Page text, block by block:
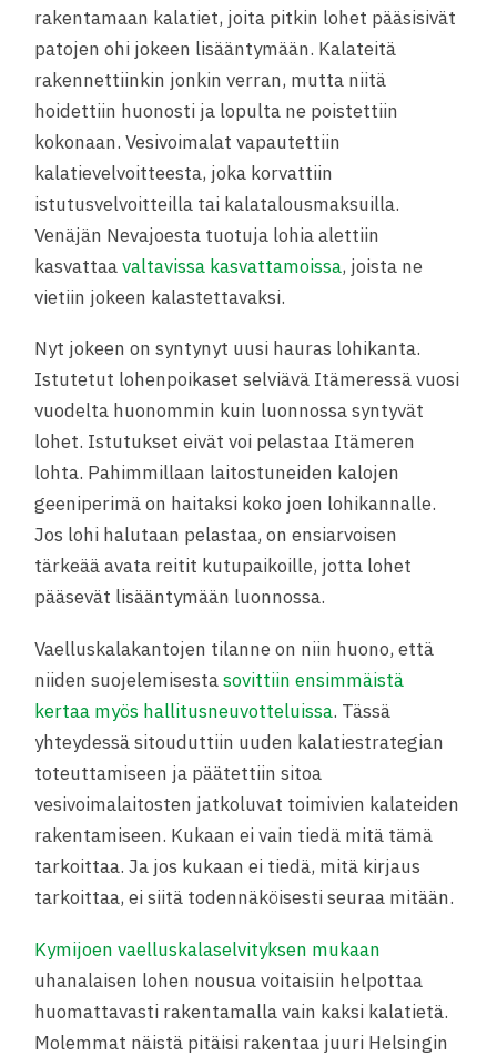
rakentamaan kalatiet, joita pitkin lohet pääsisivät
patojen ohi jokeen lisääntymään. Kalateitä
rakennettiinkin jonkin verran, mutta niitä
hoidettiin huonosti ja lopulta ne poistettiin
kokonaan. Vesivoimalat vapautettiin
kalatievelvoitteesta, joka korvattiin
istutusvelvoitteilla tai kalatalousmaksuilla.
Venäjän Nevajoesta tuotuja lohia alettiin
kasvattaavaltavissa kasvattamoissa, joista ne
vietiin jokeen kalastettavaksi.
Nyt jokeen on syntynyt uusi hauras lohikanta.
Istutetut lohenpoikaset selviävä Itämeressä vuosi
vuodelta huonommin kuin luonnossa syntyvät
lohet. Istutukset eivät voi pelastaa Itämeren
lohta. Pahimmillaan laitostuneiden kalojen
geeniperimä on haitaksi koko joen lohikannalle.
Jos lohi halutaan pelastaa, on ensiarvoisen
tärkeää avata reitit kutupaikoille, jotta lohet
pääsevät lisääntymään luonnossa.
Vaelluskalakantojen tilanne on niin huono, että
niiden suojelemisestasovittiin ensimmäistä
kertaa myös hallitusneuvotteluissa. Tässä
yhteydessä sitouduttiin uuden kalatiestrategian
toteuttamiseen ja päätettiin sitoa
vesivoimalaitosten jatkoluvat toimivien kalateiden
rakentamiseen. Kukaan ei vain tiedä mitä tämä
tarkoittaa. Ja jos kukaan ei tiedä, mitä kirjaus
tarkoittaa, ei siitä todennäköisesti seuraa mitään.
Kymijoen vaelluskalaselvityksen mukaan
uhanalaisen lohen nousua voitaisiin helpottaa
huomattavasti rakentamalla vain kaksi kalatietä.
Molemmat näistä pitäisi rakentaa juuri Helsingin